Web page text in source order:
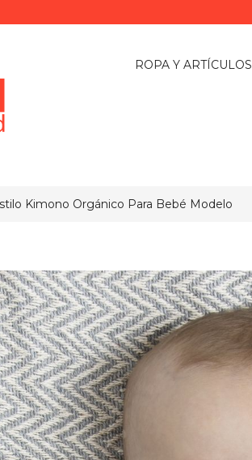
ROPA Y ARTÍCULOS
Kimono Orgánico Para Bebé Modelo